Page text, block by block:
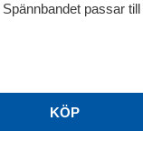
passar
KÖP